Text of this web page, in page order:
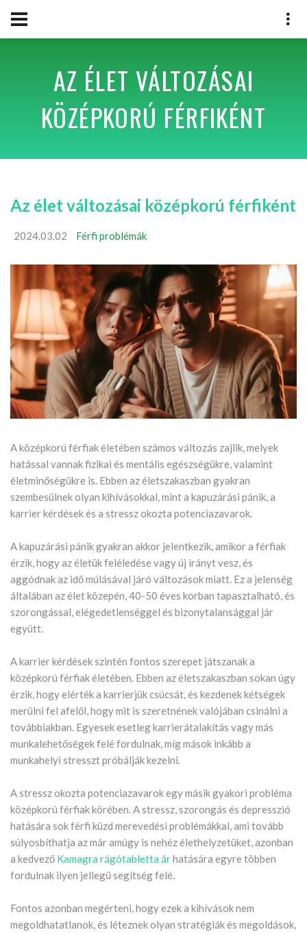
AZ ÉLET VÁLTOZÁSAI
KÖZÉPKORÚ FÉRFIKÉNT
Az élet változásai középkorú férfiként
2024.03.02 Férfi problémák
A középkorú férfiak életében számos változás zajlik, melyek
hatással vannak fizikai és mentális egészségükre, valamint
életminőségükre is. Ebben az életszakaszban gyakran
szembesülnek olyan kihívásokkal, mint a kapuzárási pánik, a
karrier kérdések és a stressz okozta potenciazavarok.
A kapuzárási pánik gyakran akkor jelentkezik, amikor a férfiak
érzik, hogy az életük feléledése vagy új irányt vesz, és
aggódnak az idő múlásával járó változások miatt. Ez a jelenség
általában az élet közepén, 40-50 éves korban tapasztalható, és
szorongással, elégedetlenséggel és bizonytalansággal jár
együtt.
A karrier kérdések szintén fontos szerepet játszanak a
középkorú férfiak életében. Ebben az életszakaszban sokan úgy
érzik, hogy elérték a karrierjük csúcsát, és kezdenek kétségek
merülni fel afelől, hogy mit is szeretnének valójában csinálni a
továbbiakban. Egyesek esetleg karrierátalakítás vagy más
munkalehetőségek felé fordulnak, míg mások inkább a
munkahelyi stresszt próbálják kezelni.
A stressz okozta potenciazavarok egy másik gyakori probléma
középkorú férfiak körében. A stressz, szorongás és depresszió
hatására sok férfi küzd merevedési problémákkal, ami tovább
súlyosbíthatja az már amúgy is nehéz élethelyzetüket, azonban
a kedvező Kamagra rágótabletta árhatására egyre többen
fordulnak ilyen jellegű segítség felé.
Fontos azonban megérteni, hogy ezek a kihívások nem
megoldhatatlanok, és léteznek olyan stratégiák és megoldások,